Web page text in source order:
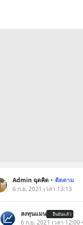
Admin ฉุดคิด • ติดตาม
6 ก.ย. 2021 เวลา 13:13
ลงทุนแมน ยืนยันแล้ว
6 ก.ย. 2021 เวลา 12:00